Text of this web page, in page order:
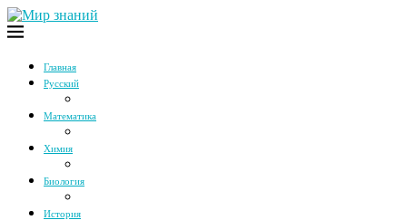
Главная
Русский
Математика
Химия
Биология
История